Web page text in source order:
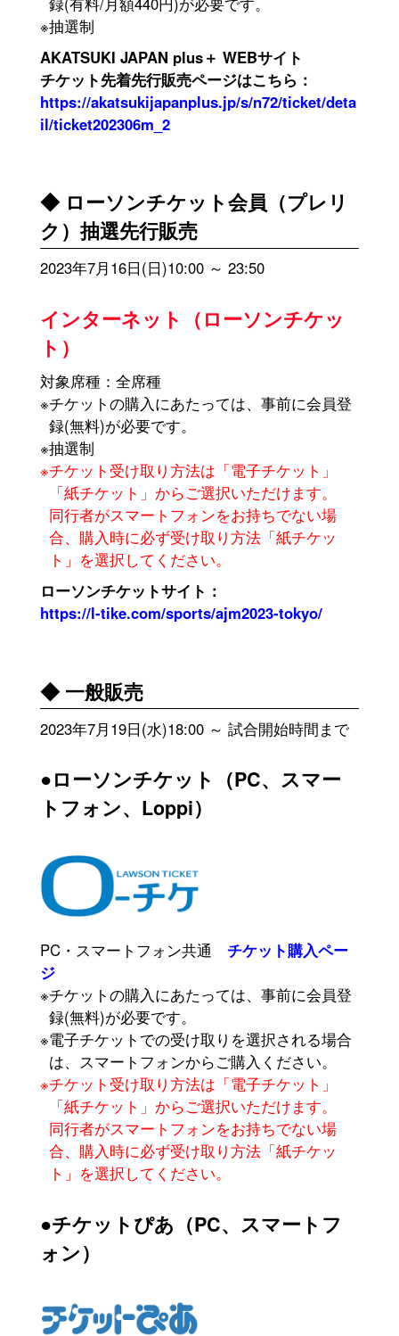
※抽選制
AKATSUKI JAPAN plus＋ WEBサイト
チケット先着先行販売ページはこちら：
https://akatsukijapanplus.jp/s/n72/ticket/deta
il/ticket202306m_2
◆ ローソンチケット会員（プレリ
ク）抽選先行販売
2023年7月16日(日)10:00 ～ 23:50
インターネット（ローソンチケッ
ト）
対象席種：全席種
※チケットの購入にあたっては、事前に会員登
録(無料)が必要です。
※抽選制
※チケット受け取り方法は「電子チケット」
「紙チケット」からご選択いただけます。
同行者がスマートフォンをお持ちでない場
合、購入時に必ず受け取り方法「紙チケッ
ト」を選択してください。
ローソンチケットサイト：
https://l-tike.com/sports/ajm2023-tokyo/
◆ 一般販売
2023年7月19日(水)18:00 ～ 試合開始時間まで
●ローソンチケット（PC、スマー
トフォン、Loppi）
PC・スマートフォン共通チケット購入ペー
ジ
※チケットの購入にあたっては、事前に会員登
録(無料)が必要です。
※電子チケットでの受け取りを選択される場合
は、スマートフォンからご購入ください。
※チケット受け取り方法は「電子チケット」
「紙チケット」からご選択いただけます。
同行者がスマートフォンをお持ちでない場
合、購入時に必ず受け取り方法「紙チケッ
ト」を選択してください。
●チケットぴあ（PC、スマートフ
ォン）